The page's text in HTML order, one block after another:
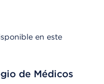
en este
de Médicos